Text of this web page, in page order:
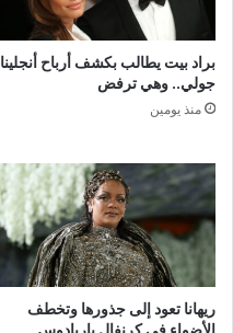
براد بيت يطالب بكشف أرباح أنجلينا
جولي.. وهي ترفض
منذ يومين
ريهانا تعود إلى جذورها وتخطف
الأضواء في كرنفال باربادوس